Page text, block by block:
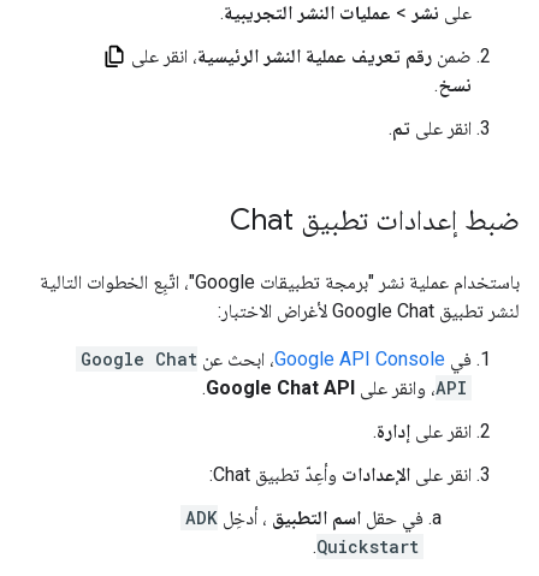
على نشر > عمليات النشر التجريبية.
ضمن رقم تعريف عملية النشر الرئيسية، انقر على
نسخ.
انقر على تم.
ضبط إعدادات تطبيق Chat
باستخدام عملية نشر "برمجة تطبيقات Google"، اتّبِع الخطوات التالية
لنشر تطبيق Google Chat لأغراض الاختبار:
في Google API Console، ابحث عن Google Chat
API، وانقر على Google Chat API
.
انقر على إدارة.
انقر على الإعدادات وأعِدّ تطبيق Chat:
في حقل اسم التطبيق ، أدخِل ADK
Quickstart
.